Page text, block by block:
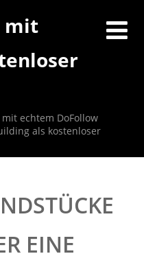
mit
echtem DoFollow
als kostenloser
EINE